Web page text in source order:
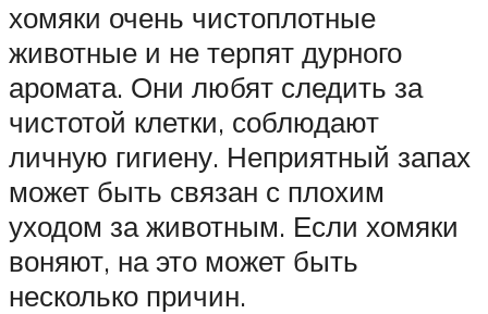
хомяки очень чистоплотные
животные и не терпят дурного
аромата. Они любят следить за
чистотой клетки, соблюдают
личную гигиену. Неприятный запах
может быть связан с плохим
уходом за животным. Если хомяки
воняют, на это может быть
несколько причин.